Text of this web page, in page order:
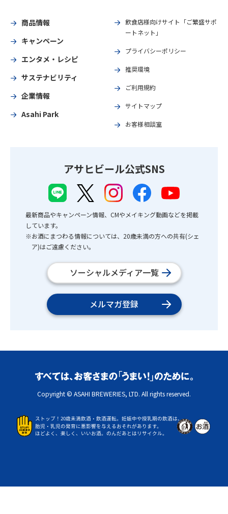
商品情報
キャンペーン
エンタメ・レシピ
サステナビリティ
企業情報
Asahi Park
飲食店様向けサイト「ご繁盛サポ
ートネット」
プライバシーポリシー
推奨環境
ご利用規約
サイトマップ
お客様相談室
アサヒビール公式SNS
最新商品やキャンペーン情報、CMやメイキング動画などを掲載
しています。
※お酒にまつわる情報については、20歳未満の方への共有(シェ
ア)はご遠慮ください。
ソーシャルメディア一覧
メルマガ登録
Copyright © ASAHI BREWERIES, LTD. All rights reserved.